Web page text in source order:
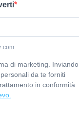
di marketing. Inviando
da te forniti
in conformità